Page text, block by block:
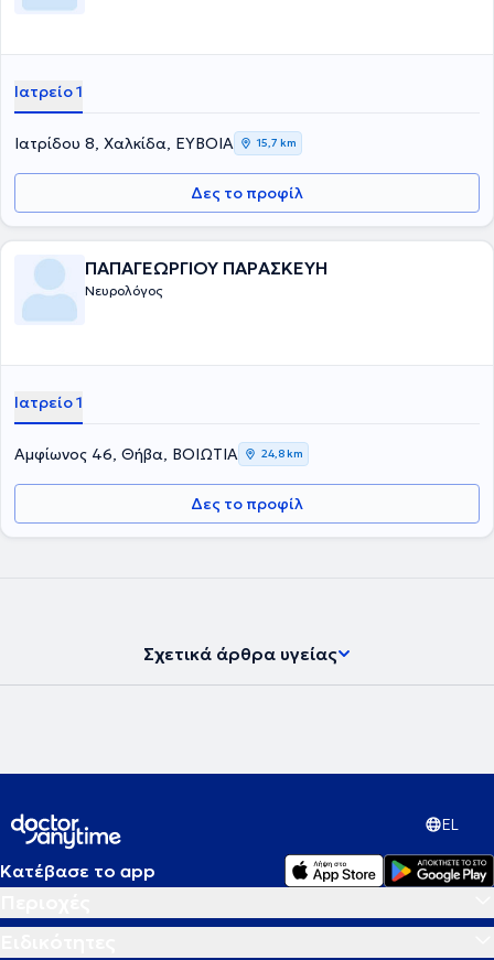
Ιατρείο 1
Ιατρίδου 8, Χαλκίδα, ΕΥΒΟΙΑ 15,7 km
Δες το προφίλ
ΠΑΠΑΓΕΩΡΓΙΟΥ ΠΑΡΑΣΚΕΥΗ
Νευρολόγος
Ιατρείο 1
Αμφίωνος 46, Θήβα, ΒΟΙΩΤΙΑ 24,8 km
Δες το προφίλ
Σχετικά άρθρα υγείας
EL
Κατέβασε το app